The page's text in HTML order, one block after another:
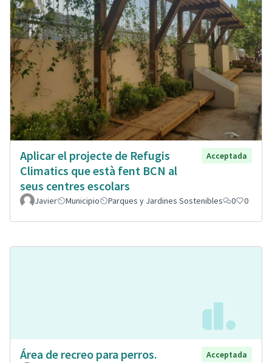
Aplicar el projecte de Refugis
Climatics que està fent BCN al
seus centres escolars
Acceptada
Javier Municipio Parques y Jardines Sostenibles 0 0
Área de recreo para perros.
Acceptada